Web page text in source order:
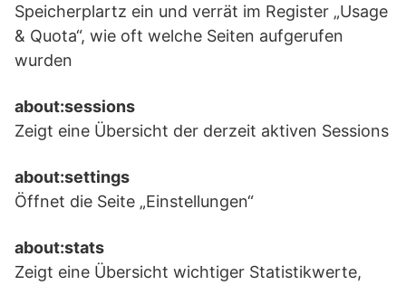
Speicherplartz ein und verrät im Register „Usage
& Quota“, wie oft welche Seiten aufgerufen
wurden
about:sessions
Zeigt eine Übersicht der derzeit aktiven Sessions
about:settings
Öffnet die Seite „Einstellungen“
about:stats
Zeigt eine Übersicht wichtiger Statistikwerte,